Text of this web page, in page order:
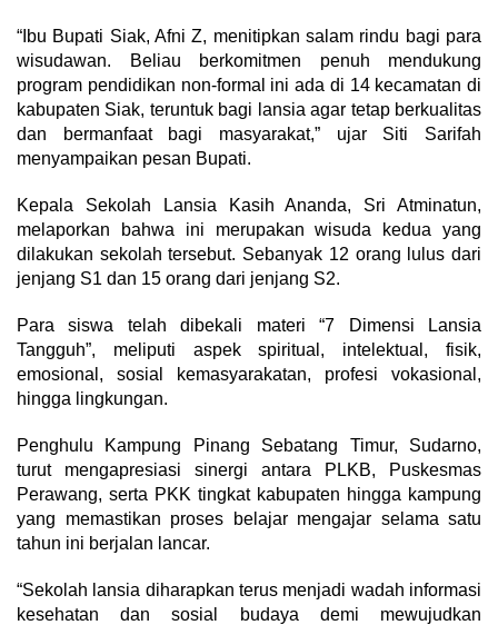
“Ibu Bupati Siak, Afni Z, menitipkan salam rindu bagi para
wisudawan. Beliau berkomitmen penuh mendukung
program pendidikan non-formal ini ada di 14 kecamatan di
kabupaten Siak, teruntuk bagi lansia agar tetap berkualitas
dan bermanfaat bagi masyarakat,” ujar Siti Sarifah
menyampaikan pesan Bupati.
Kepala Sekolah Lansia Kasih Ananda, Sri Atminatun,
melaporkan bahwa ini merupakan wisuda kedua yang
dilakukan sekolah tersebut. Sebanyak 12 orang lulus dari
jenjang S1 dan 15 orang dari jenjang S2.
Para siswa telah dibekali materi “7 Dimensi Lansia
Tangguh”, meliputi aspek spiritual, intelektual, fisik,
emosional, sosial kemasyarakatan, profesi vokasional,
hingga lingkungan.
Penghulu Kampung Pinang Sebatang Timur, Sudarno,
turut mengapresiasi sinergi antara PLKB, Puskesmas
Perawang, serta PKK tingkat kabupaten hingga kampung
yang memastikan proses belajar mengajar selama satu
tahun ini berjalan lancar.
“Sekolah lansia diharapkan terus menjadi wadah informasi
kesehatan dan sosial budaya demi mewujudkan